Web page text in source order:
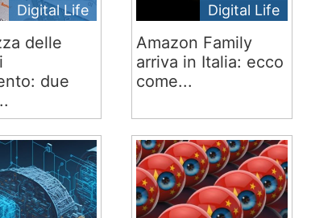
Digital Life
delle
due
Digital Life
Amazon Family
arriva in Italia: ecco
come...